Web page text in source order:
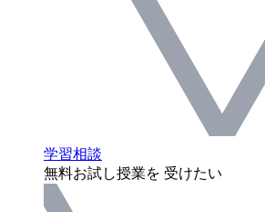
学習相談
無料お試し授業を 受けたい